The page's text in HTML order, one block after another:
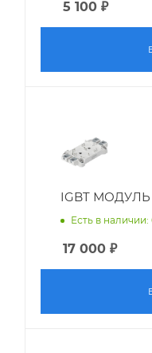
5 100 ₽
IGBT МОДУЛЬ
Есть в наличии:
17 000 ₽